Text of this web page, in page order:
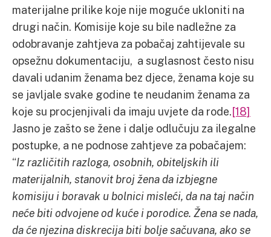
materijalne prilike koje nije moguće ukloniti na
drugi način. Komisije koje su bile nadležne za
odobravanje zahtjeva za pobačaj zahtijevale su
opsežnu dokumentaciju, a suglasnost često nisu
davali udanim ženama bez djece, ženama koje su
se javljale svake godine te neudanim ženama za
koje su procjenjivali da imaju uvjete da rode.[18]
Jasno je zašto se žene i dalje odlučuju za ilegalne
postupke, a ne podnose zahtjeve za pobačajem:
“Iz različitih razloga, osobnih, obiteljskih ili
materijalnih, stanovit broj žena da izbjegne
komisiju i boravak u bolnici misleći, da na taj način
neće biti odvojene od kuće i porodice. Žena se nada,
da će njezina diskrecija biti bolje sačuvana, ako se